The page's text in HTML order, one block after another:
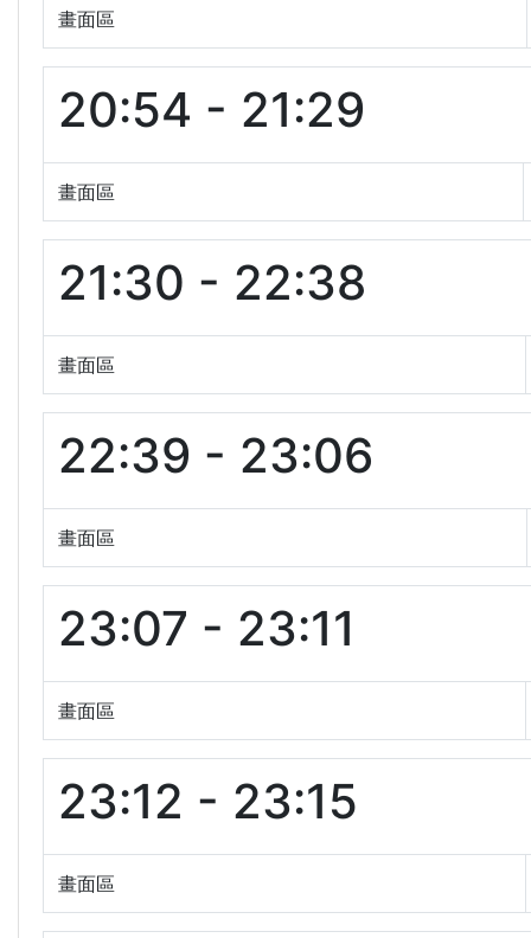
畫面區
20:54 - 21:29
畫面區
21:30 - 22:38
畫面區
22:39 - 23:06
畫面區
23:07 - 23:11
畫面區
23:12 - 23:15
畫面區